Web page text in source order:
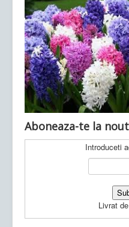
Ultimele articole: Vi,
Aboneaza-te la
Introduceti
Livrat de